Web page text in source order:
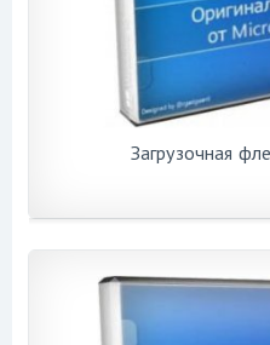
Загрузочная